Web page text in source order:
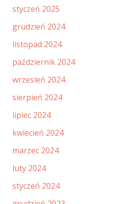
styczeń 2025
grudzień 2024
listopad 2024
październik 2024
wrzesień 2024
sierpień 2024
lipiec 2024
kwiecień 2024
marzec 2024
luty 2024
styczeń 2024